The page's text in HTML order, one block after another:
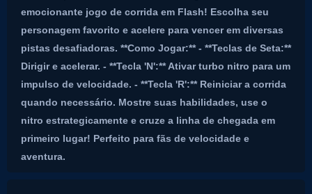
emocionante jogo de corrida em Flash! Escolha seu
personagem favorito e acelere para vencer em diversas
pistas desafiadoras. **Como Jogar:** - **Teclas de Seta:**
Dirigir e acelerar. - **Tecla 'N':** Ativar turbo nitro para um
impulso de velocidade. - **Tecla 'R':** Reiniciar a corrida
quando necessário. Mostre suas habilidades, use o
nitro estrategicamente e cruze a linha de chegada em
primeiro lugar! Perfeito para fãs de velocidade e
aventura.